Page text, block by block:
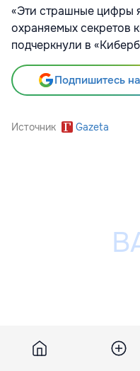
«Эти страшные цифры
охраняемых секретов
подчеркнули в
Подпишитесь
Источник Gazeta